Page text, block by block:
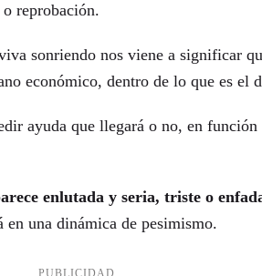
reprobación.
sonriendo nos viene a significar
económico, dentro de lo que es el
ayuda que llegará o no, en función
enlutada y seria, triste o
en una dinámica de pesimismo.